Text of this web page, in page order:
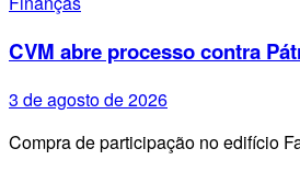
CVM abre processo contra
3 de agosto de 2026
Compra de participação no edifício